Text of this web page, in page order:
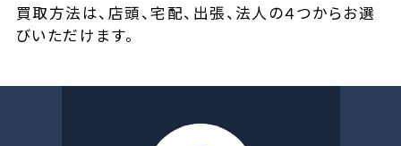
買取方法は、店頭、宅配、出張、法人の４つからお選
びいただけます。